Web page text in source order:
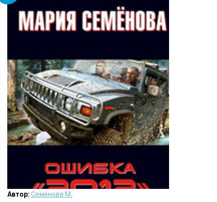
Автор: Семенова М.